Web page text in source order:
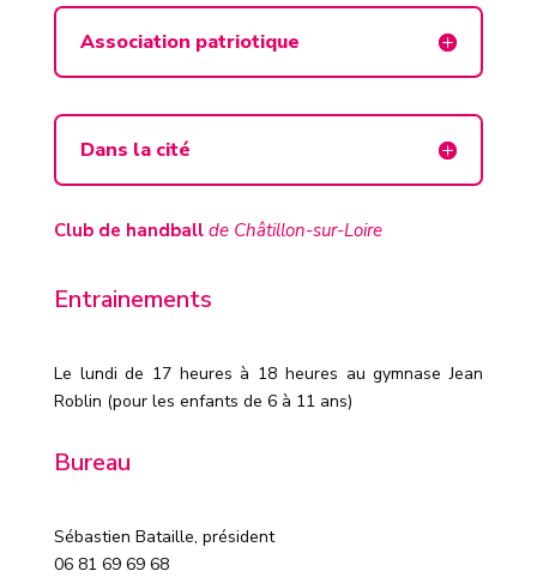
Association patriotique
Dans la cité
Club de handball de Châtillon-sur-Loire
Entrainements
Le lundi de 17 heures à 18 heures au gymnase Jean
Roblin (pour les enfants de 6 à 11 ans)
Bureau
Sébastien Bataille, président
06 81 69 69 68